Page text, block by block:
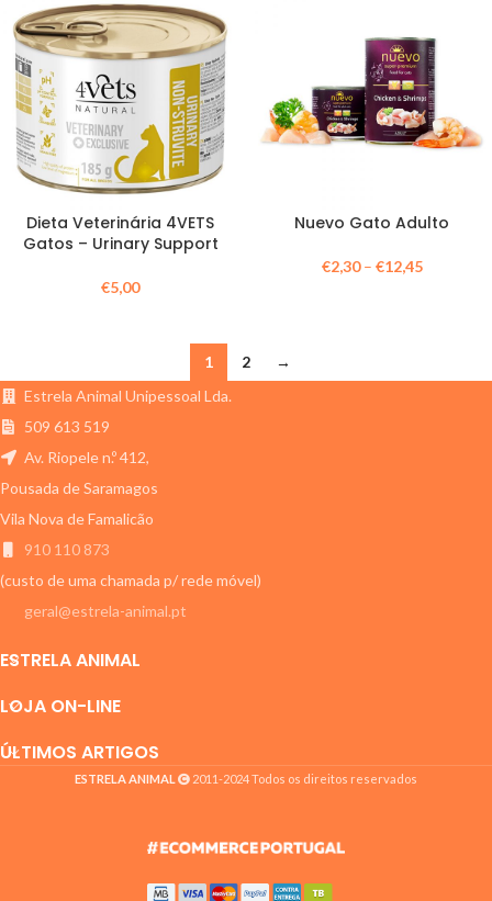
Dieta Veterinária 4VETS
Gatos – Urinary Support
€5,00
Nuevo Gato Adulto
€2,30– €12,45
1 2
→
Estrela Animal Unipessoal Lda.
509 613 519
Av. Riopele n.º 412,
Pousada de Saramagos
Vila Nova de Famalicão
910 110 873
(custo de uma chamada p/ rede móvel)
geral@estrela-animal.pt
ESTRELA ANIMAL
LOJA ON-LINE
ÚLTIMOS ARTIGOS
ESTRELA ANIMAL 2011-2024 Todos os direitos reservados